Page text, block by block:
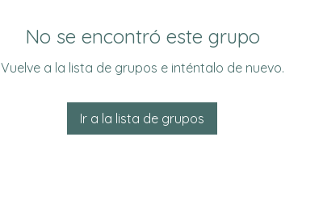
No se encontró este grupo
Vuelve a la lista de grupos e inténtalo de nuevo.
Ir a la lista de grupos